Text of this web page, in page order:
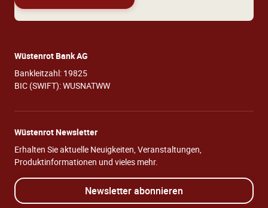
Wüstenrot Bank AG
Bankleitzahl: 19825
BIC (SWIFT): WUSNATWW
Wüstenrot Newsletter
Erhalten Sie aktuelle Neuigkeiten, Veranstaltungen,
Produktinformationen und vieles mehr.
Newsletter abonnieren